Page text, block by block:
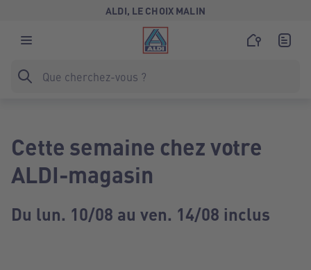
ALDI, LE CHOIX MALIN
Cette semaine chez votre
ALDI-magasin
Du lun. 10/08 au ven. 14/08 inclus